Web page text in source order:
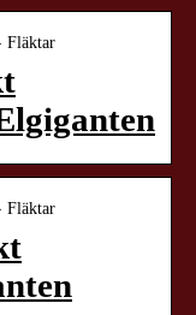
Fläktar
Fläktar